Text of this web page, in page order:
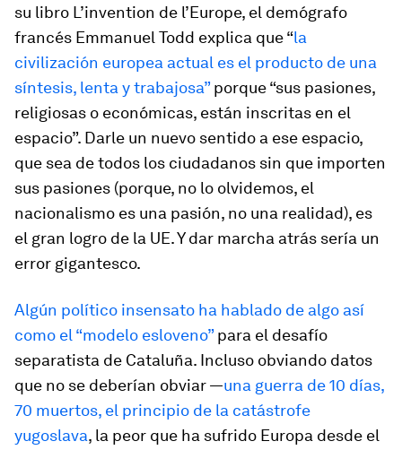
su libro L’invention de l’Europe, el demógrafo
francés Emmanuel Todd explica que “la
civilización europea actual es el producto de una
síntesis, lenta y trabajosa”porque “sus pasiones,
religiosas o económicas, están inscritas en el
espacio”. Darle un nuevo sentido a ese espacio,
que sea de todos los ciudadanos sin que importen
sus pasiones (porque, no lo olvidemos, el
nacionalismo es una pasión, no una realidad), es
el gran logro de la UE. Y dar marcha atrás sería un
error gigantesco.
Algún político insensato ha hablado de algo así
como el “modelo esloveno”para el desafío
separatista de Cataluña. Incluso obviando datos
que no se deberían obviar —una guerra de 10 días,
70 muertos, el principio de la catástrofe
yugoslava, la peor que ha sufrido Europa desde el